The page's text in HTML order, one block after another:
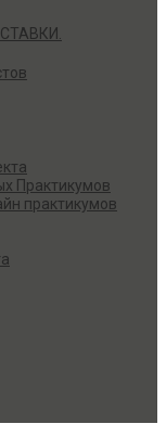
Практикумов
практикумов